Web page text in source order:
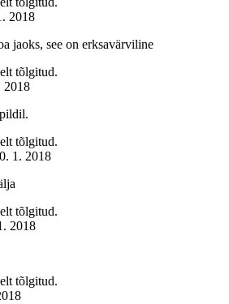
2018
jaoks, see on erksavärviline
tõlgitud.
2018
tõlgitud.
1. 2018
tõlgitud.
2018
tõlgitud.